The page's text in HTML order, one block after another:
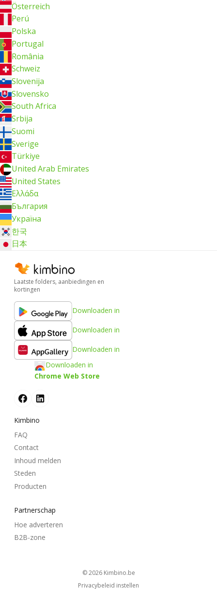
Österreich
Perú
Polska
Portugal
România
Schweiz
Slovenija
Slovensko
South Africa
Srbija
Suomi
Sverige
Türkiye
United Arab Emirates
United States
Ελλάδα
България
Україна
한국
日本
Laatste folders, aanbiedingen en
kortingen
Downloaden in
Downloaden in
Downloaden in
Downloaden in
Chrome Web Store
Kimbino
FAQ
Contact
Inhoud melden
Steden
Producten
Partnerschap
Hoe adverteren
B2B-zone
© 2026 kimbino.be
Privacybeleid instellen